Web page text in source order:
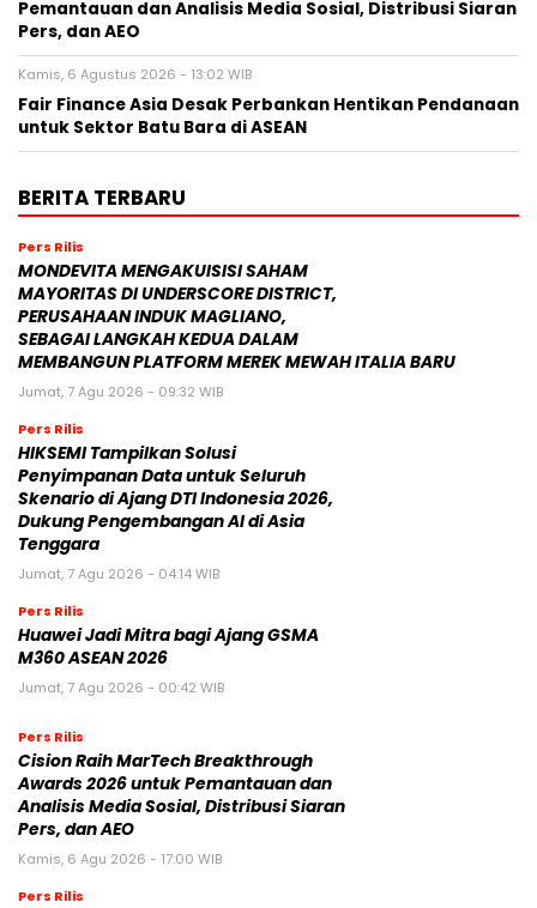
Pemantauan dan Analisis Media Sosial, Distribusi Siaran
Pers, dan AEO
Kamis, 6 Agustus 2026 - 13:02 WIB
Fair Finance Asia Desak Perbankan Hentikan Pendanaan
untuk Sektor Batu Bara di ASEAN
BERITA TERBARU
Pers Rilis
MONDEVITA MENGAKUISISI SAHAM
MAYORITAS DI UNDERSCORE DISTRICT,
PERUSAHAAN INDUK MAGLIANO,
SEBAGAI LANGKAH KEDUA DALAM
MEMBANGUN PLATFORM MEREK MEWAH ITALIA BARU
Jumat, 7 Agu 2026 - 09:32 WIB
Pers Rilis
HIKSEMI Tampilkan Solusi
Penyimpanan Data untuk Seluruh
Skenario di Ajang DTI Indonesia 2026,
Dukung Pengembangan AI di Asia
Tenggara
Jumat, 7 Agu 2026 - 04:14 WIB
Pers Rilis
Huawei Jadi Mitra bagi Ajang GSMA
M360 ASEAN 2026
Jumat, 7 Agu 2026 - 00:42 WIB
Pers Rilis
Cision Raih MarTech Breakthrough
Awards 2026 untuk Pemantauan dan
Analisis Media Sosial, Distribusi Siaran
Pers, dan AEO
Kamis, 6 Agu 2026 - 17:00 WIB
Pers Rilis